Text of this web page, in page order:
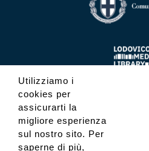
Utilizziamo i
cookies per
assicurarti la
migliore esperienza
sul nostro sito. Per
saperne di più,